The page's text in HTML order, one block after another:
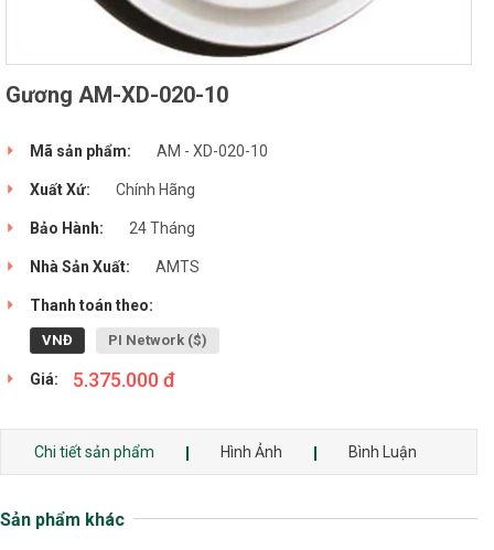
Gương AM-XD-020-10
Mã sản phẩm: AM - XD-020-10
Xuất Xứ: Chính Hãng
Bảo Hành: 24 Tháng
Nhà Sản Xuất: AMTS
Thanh toán theo:
VNĐ PI Network ($)
Giá: 5.375.000 đ
Chi tiết sản phẩm Hình Ảnh Bình Luận
Sản phẩm khác